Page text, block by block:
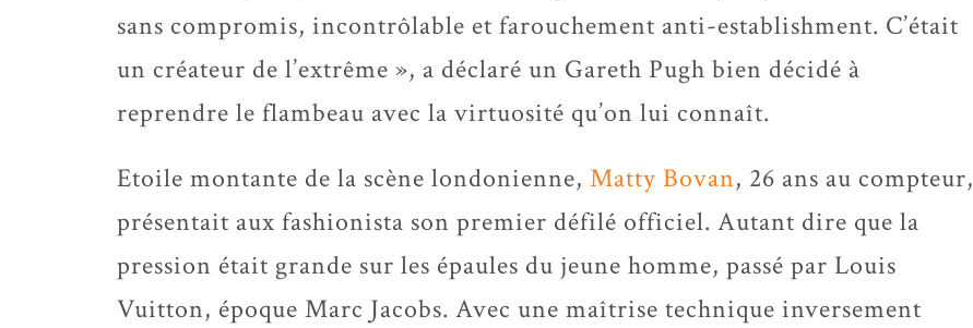
sans compromis, incontrôlable et farouchement anti-establishment. C’était
un créateur de l’extrême », a déclaré un Gareth Pugh bien décidé à
reprendre le flambeau avec la virtuosité qu’on lui connaît.
Etoile montante de la scène londonienne, Matty Bovan, 26 ans au compteur,
présentait aux fashionista son premier défilé officiel. Autant dire que la
pression était grande sur les épaules du jeune homme, passé par Louis
Vuitton, époque Marc Jacobs. Avec une maîtrise technique inversement